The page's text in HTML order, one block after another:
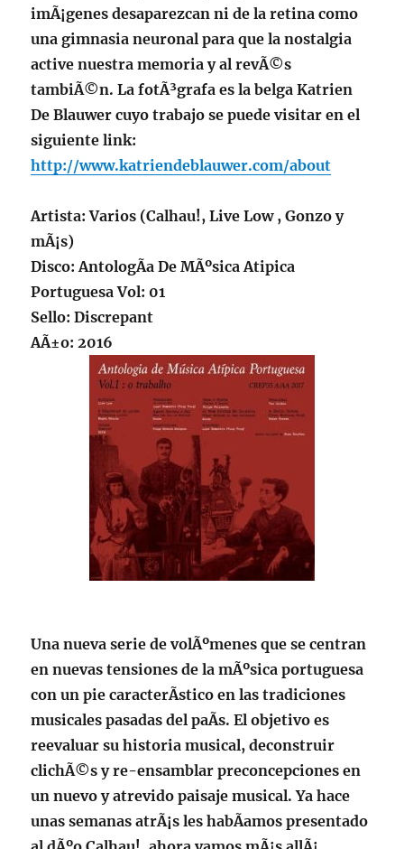
imÃ¡genes desaparezcan ni de la retina como
una gimnasia neuronal para que la nostalgia
active nuestra memoria y al revÃ©s
tambiÃ©n. La fotÃ³grafa es la belga Katrien
De Blauwer cuyo trabajo se puede visitar en el
siguiente link:
http://www.katriendeblauwer.com/about
Artista: Varios (Calhau!, Live Low , Gonzoy
mÃ¡s)
Disco: AntologÃ­a De MÃºsica Atipica
Portuguesa Vol: 01
Sello: Discrepant
AÃ±o: 2016
Una nueva serie de volÃºmenes que se centran
en nuevas tensiones de la mÃºsica portuguesa
con un pie caracterÃ­stico en las tradiciones
musicales pasadas del paÃ­s. El objetivo es
reevaluar su historia musical, deconstruir
clichÃ©s y re-ensamblar preconcepciones en
un nuevo y atrevido paisaje musical. Ya hace
unas semanas atrÃ¡s les habÃ­amos presentado